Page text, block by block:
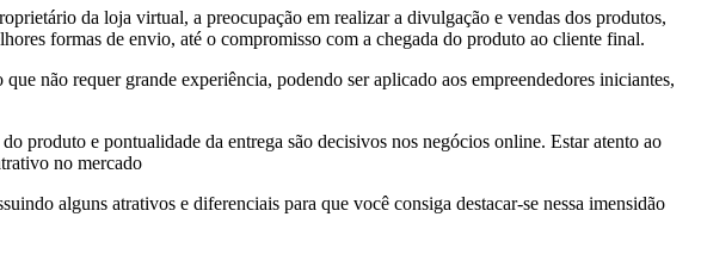
da loja virtual, a preocupação em realizar a divulgação e vendas dos produtos,
formas de envio, até o compromisso com a chegada do produto ao cliente final.
não requer grande experiência, podendo ser aplicado aos empreendedores iniciantes,
produto e pontualidade da entrega são decisivos nos negócios online. Estar atento ao
no mercado
alguns atrativos e diferenciais para que você consiga destacar-se nessa imensidão